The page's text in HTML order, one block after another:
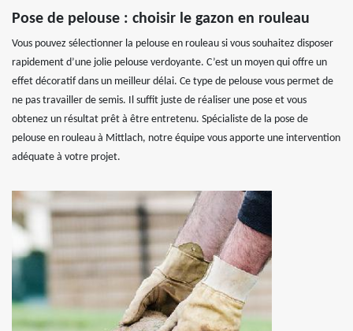
Pose de pelouse : choisir le gazon en rouleau
Vous pouvez sélectionner la pelouse en rouleau si vous souhaitez disposer
rapidement d’une jolie pelouse verdoyante. C’est un moyen qui offre un
effet décoratif dans un meilleur délai. Ce type de pelouse vous permet de
ne pas travailler de semis. Il suffit juste de réaliser une pose et vous
obtenez un résultat prêt à être entretenu. Spécialiste de la pose de
pelouse en rouleau à Mittlach, notre équipe vous apporte une intervention
adéquate à votre projet.